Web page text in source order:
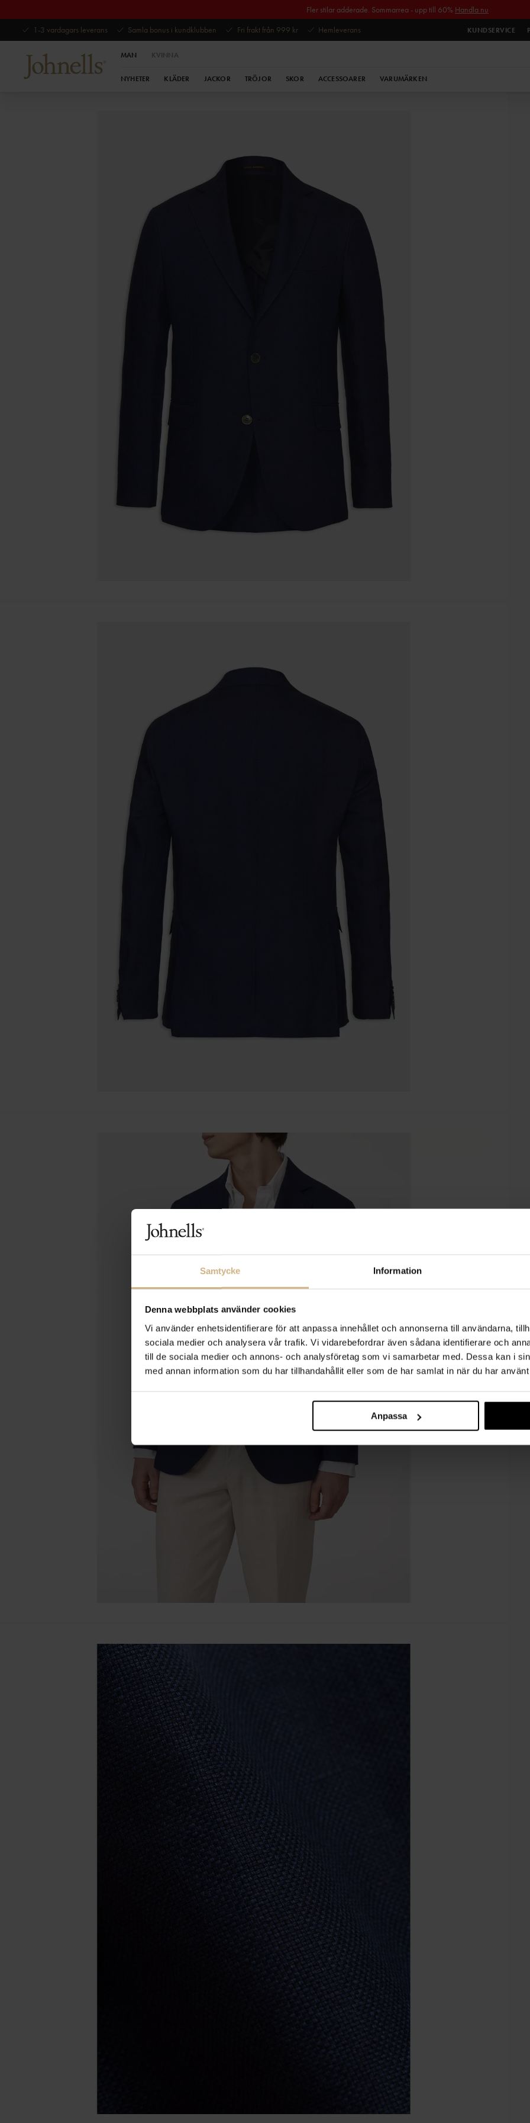
Samtycke Information
Denna webbplats använder cookies
Vi använder enhetsidentifierare för att anpassa innehållet och annonserna till användarna,
sociala medier och analysera vår trafik. Vi vidarebefordrar även sådana identifierare och
till de sociala medier och annons- och analysföretag som vi samarbetar med. Dessa kan i
med annan information som du har tillhandahållit eller som de har samlat in när du har
Anpassa
Fler stilar adderade. Sommarrea - upp till 60% Handla nu
1-3 vardagars leverans
Samla bonus i kundklubben Fri frakt från 999 kr Hemleverans KUNDSERVICE
MAN KVINNA
NYHETER KLÄDER JACKOR TRÖJOR SKOR ACCESSOARER VARUMÄRKEN